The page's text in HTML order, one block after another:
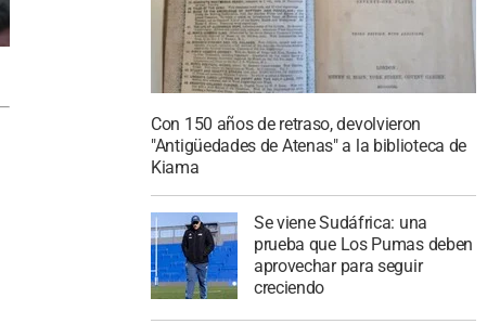
Con 150 años de retraso, devolvieron
"Antigüedades de Atenas" a la biblioteca de
Kiama
Se viene Sudáfrica: una
prueba que Los Pumas deben
aprovechar para seguir
creciendo